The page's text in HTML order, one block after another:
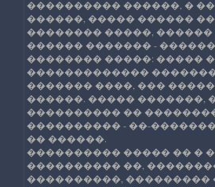
���������� ������, �
������, ����� ������
�������� �����,
������ ������� -
�������� �����: �����
�������������
������� ����, ���
������. ����� �������,
���������� ��
���������� - ��-
�� ������.
���������� ����� �� �
���������� ��,
����������, ���������